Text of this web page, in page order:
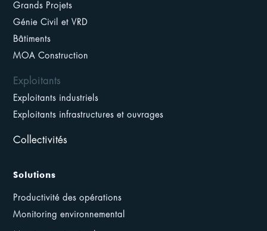
Grands Projets
Génie Civil et VRD
Bâtiments
MOA Construction
Exploitants
Exploitants industriels
Exploitants infrastructures et ouvrages
Collectivités
Solutions
Productivité des opérations
Monitoring environnemental